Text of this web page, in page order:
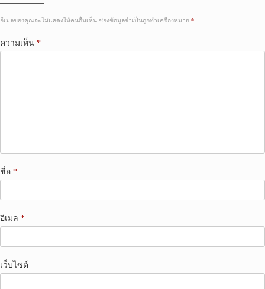
อีเมลของคุณจะไม่แสดงให้คนอื่นเห็น ช่องข้อมูลจำเป็นถูกทำเครื่องหมาย *
ความเห็น *
ชื่อ *
อีเมล *
เว็บไซต์